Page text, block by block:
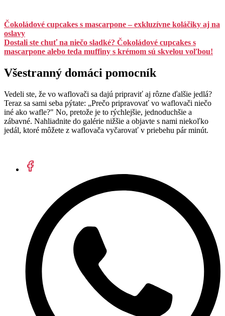
Čokoládové cupcakes s mascarpone – exkluzívne koláčiky aj na
oslavy
Dostali ste chuť na niečo sladké? Čokoládové cupcakes s
mascarpone alebo teda muffiny s krémom sú skvelou voľbou!
Všestranný domáci pomocník
Vedeli ste, že vo waflovači sa dajú pripraviť aj rôzne ďalšie jedlá?
Teraz sa sami seba pýtate: „Prečo pripravovať vo waflovači niečo
iné ako wafle?" No, pretože je to rýchlejšie, jednoduchšie a
zábavné. Nahliadnite do galérie nižšie a objavte s nami niekoľko
jedál, ktoré môžete z waflovača vyčarovať v priebehu pár minút.